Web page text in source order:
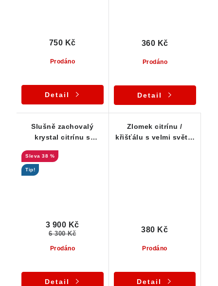
Prodáno
750 Kč
Detail
Prodáno
360 Kč
Detail
Slušně zachovalý
krystal citrínu s
křemennou základnou
38 %
Tip!
Prodáno
3 900 Kč
6 300 Kč
Detail
Zlomek citrínu /
křišťálu s velmi světle
Prodáno
380 Kč
Detail